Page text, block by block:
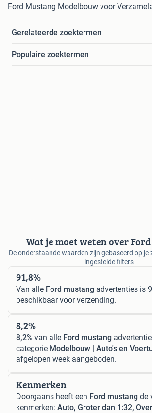
Ford Mustang Modelbouw voor
Gerelateerde zoektermen
Populaire zoektermen
Wat je moet weten over
De onderstaande waarden zijn gebaseerd op je
ingestelde filters
91,8%
Van alle Ford mustang advertenties is
beschikbaar voor verzending.
8,2%
8,2% van alle Ford mustang
categorie Modelbouw | Auto's en
afgelopen week aangeboden.
Kenmerken
Doorgaans heeft een Ford mustang de
kenmerken: Auto, Groter dan 1:32,